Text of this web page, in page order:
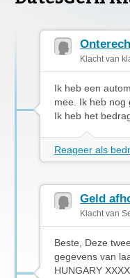
Klacht van
Ik heb een
mee. Ik heb nog
Ik heb het
Reageer als
Geld
Klacht van
Beste, Deze
gegevens van
HUNGARY